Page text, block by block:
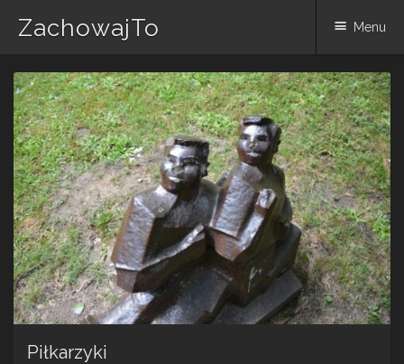
ZachowajTo Menu
Skip
to
content
Piłkarzyki